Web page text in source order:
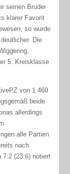
seinen Bruder
klarer Favorit
so wurde
Die
5. Kreisklasse
von 1.460
beide
allerdings
alle Partien
nach
7:2 (23:6) notiert